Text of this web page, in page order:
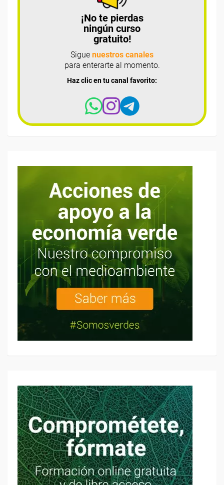
¡No te pierdas
ningún curso
gratuito!
Sigue nuestros canales
para enterarte al momento.
Haz clic en tu canal favorito: